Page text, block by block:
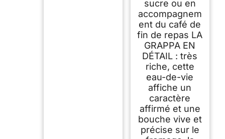
sucre ou en
accompagnem
ent du café de
fin de repas LA
GRAPPA EN
DÉTAIL : très
riche, cette
eau-de-vie
affiche un
caractère
affirmé et une
bouche vive et
précise sur le